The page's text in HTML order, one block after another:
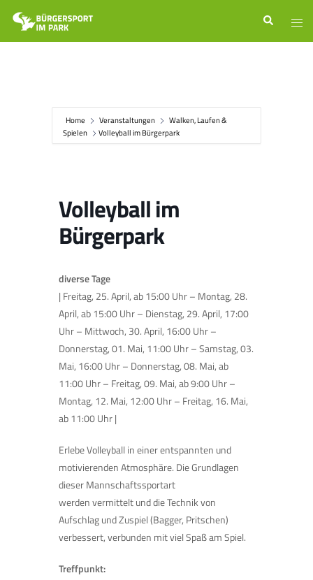
Zum
Inhalt
springen
Suche
Home Veranstaltungen
Walken, Laufen &
Spielen
Volleyball im Bürgerpark
Volleyball im
Bürgerpark
diverse Tage
| Freitag, 25. April, ab 15:00 Uhr – Montag, 28.
April, ab 15:00 Uhr – Dienstag, 29. April, 17:00
Uhr – Mittwoch, 30. April, 16:00 Uhr –
Donnerstag, 01. Mai, 11:00 Uhr – Samstag, 03.
Mai, 16:00 Uhr – Donnerstag, 08. Mai, ab
11:00 Uhr – Freitag, 09. Mai, ab 9:00 Uhr –
Montag, 12. Mai, 12:00 Uhr – Freitag, 16. Mai,
ab 11:00 Uhr |
Erlebe Volleyball in einer entspannten und
motivierenden Atmosphäre. Die Grundlagen
dieser Mannschaftssportart
werden vermittelt und die Technik von
Aufschlag und Zuspiel (Bagger, Pritschen)
verbessert, verbunden mit viel Spaß am Spiel.
Treffpunkt: